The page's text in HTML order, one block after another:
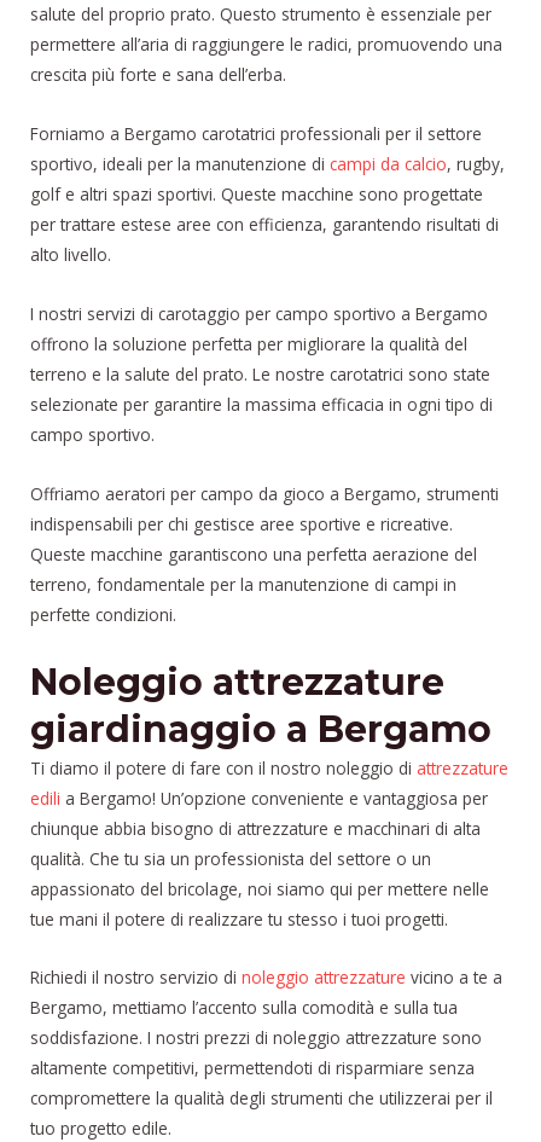
salute del proprio prato. Questo strumento è essenziale per
permettere all’aria di raggiungere le radici, promuovendo una
crescita più forte e sana dell’erba.
Forniamo a Bergamo carotatrici professionali per il settore
sportivo, ideali per la manutenzione di campi da calcio, rugby,
golf e altri spazi sportivi. Queste macchine sono progettate
per trattare estese aree con efficienza, garantendo risultati di
alto livello.
I nostri servizi di carotaggio per campo sportivo a Bergamo
offrono la soluzione perfetta per migliorare la qualità del
terreno e la salute del prato. Le nostre carotatrici sono state
selezionate per garantire la massima efficacia in ogni tipo di
campo sportivo.
Offriamo aeratori per campo da gioco a Bergamo, strumenti
indispensabili per chi gestisce aree sportive e ricreative.
Queste macchine garantiscono una perfetta aerazione del
terreno, fondamentale per la manutenzione di campi in
perfette condizioni.
Noleggio attrezzature
giardinaggio a Bergamo
Ti diamo il potere di fare con il nostro noleggio di attrezzature
edili a Bergamo! Un’opzione conveniente e vantaggiosa per
chiunque abbia bisogno di attrezzature e macchinari di alta
qualità. Che tu sia un professionista del settore o un
appassionato del bricolage, noi siamo qui per mettere nelle
tue mani il potere di realizzare tu stesso i tuoi progetti.
Richiedi il nostro servizio di noleggio attrezzature vicino a te a
Bergamo, mettiamo l’accento sulla comodità e sulla tua
soddisfazione. I nostri prezzi di noleggio attrezzature sono
altamente competitivi, permettendoti di risparmiare senza
compromettere la qualità degli strumenti che utilizzerai per il
tuo progetto edile.